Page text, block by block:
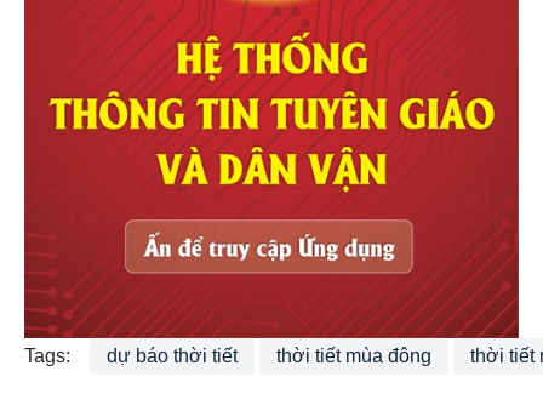
Tags: dự báo thời tiết thời tiết mùa đông thời tiết